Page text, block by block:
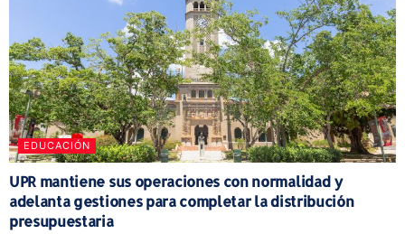
EDUCACIÓN
UPR mantiene sus operaciones con normalidad y
adelanta gestiones para completar la distribución
presupuestaria